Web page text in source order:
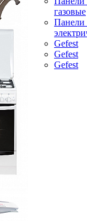
газовые
Панели
Gefest
Gefest
Gefest